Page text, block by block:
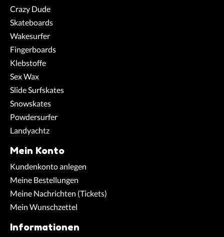
Crazy Dude
Skateboards
Wakesurfer
Fingerboards
Klebstoffe
Sex Wax
Slide Surfskates
Snowskates
Powdersurfer
Landyachtz
Mein Konto
Kundenkonto anlegen
Meine Bestellungen
Meine Nachrichten (Tickets)
Mein Wunschzettel
Informationen